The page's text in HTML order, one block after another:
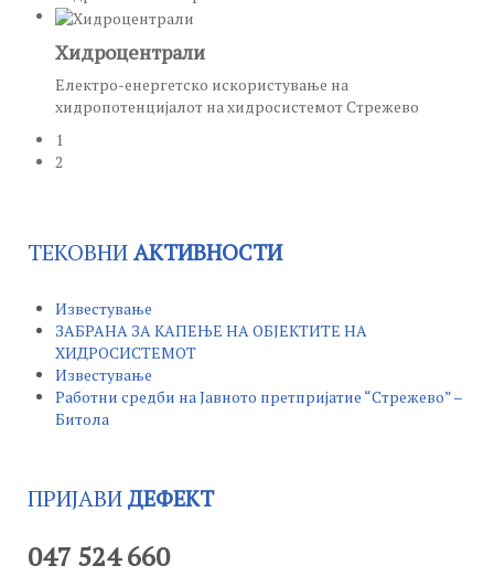
Хидроцентрали
Електро-енергетско искористување на
хидропотенцијалот на хидросистемот Стрежево
1
2
ТЕКОВНИАКТИВНОСТИ
Известување
ЗАБРАНА ЗА КАПЕЊЕ НА ОБЈЕКТИТЕ НА
ХИДРОСИСТЕМОТ
Известување
Работни средби на Јавното претпријатие “Стрежево” –
Битола
ПРИЈАВИДЕФЕКТ
047 524 660